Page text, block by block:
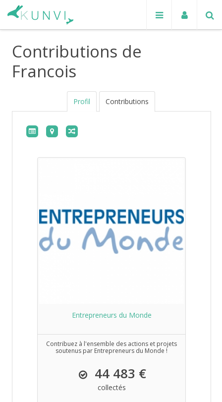
Contributions de
Francois
Profil Contributions
Entrepreneurs du Monde
Contribuez à l'ensemble des actions et projets
soutenus par Entrepreneurs du Monde !
44 483 €
collectés